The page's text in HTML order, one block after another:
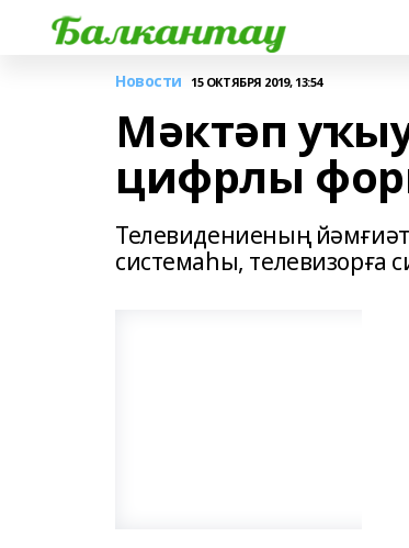
Новости 15 ОКТЯБРЯ 2019, 13:54
Мәктәп
цифрлы
Телевидениеның
системаһы,